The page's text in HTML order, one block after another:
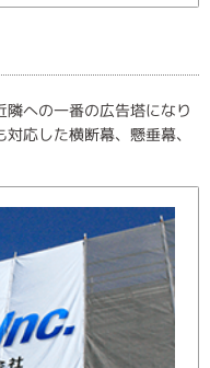
への一番の広告塔になり
応した横断幕、懸垂幕、